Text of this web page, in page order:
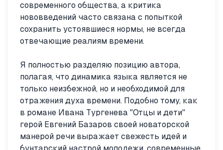
современного общества, а критика
нововведений часто связана с попыткой
сохранить устоявшиеся нормы, не всегда
отвечающие реалиям времени.
Я полностью разделяю позицию автора,
полагая, что динамика языка является не
только неизбежной, но и необходимой для
отражения духа времени. Подобно тому, как
в романе Ивана Тургенева "Отцы и дети"
герой Евгений Базаров своей новаторской
манерой речи выражает свежесть идей и